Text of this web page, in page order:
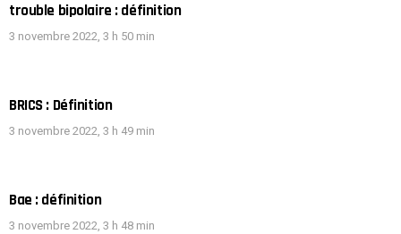
trouble bipolaire : définition
3 novembre 2022, 3 h 50 min
BRICS : Définition
3 novembre 2022, 3 h 49 min
Bae : définition
3 novembre 2022, 3 h 48 min